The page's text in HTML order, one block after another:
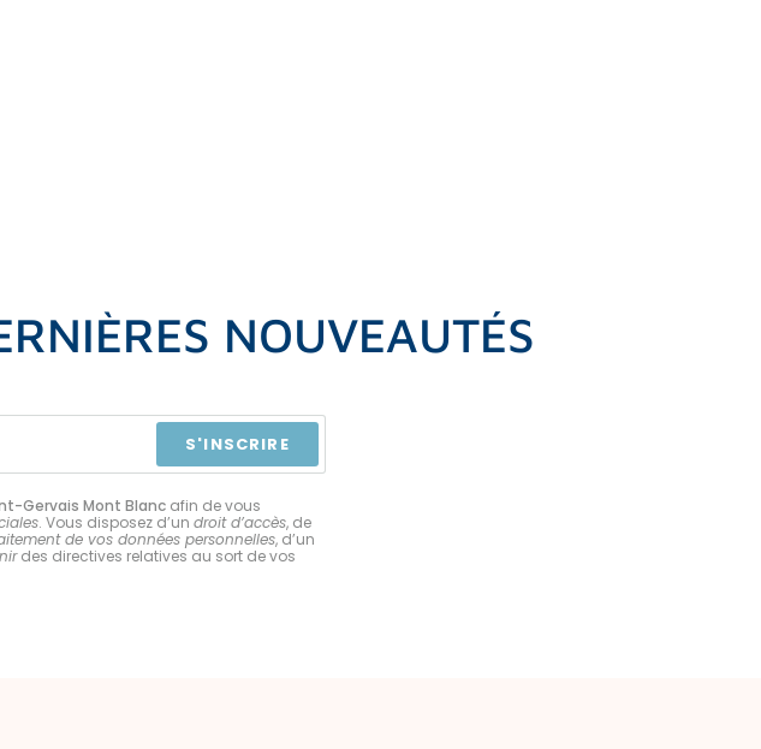
NOUVEAUTÉS
S'INSCRIRE
Gervais Mont Blanc afin de vous
. Vous disposez d’un droit d’accès, de
de vos données personnelles, d’un
des directives relatives au sort de vos